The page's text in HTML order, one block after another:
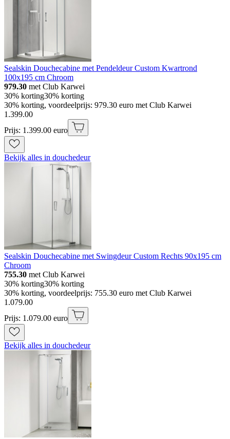
Sealskin Douchecabine met Pendeldeur Custom Kwartrond
100x195 cm Chroom
979.30 met Club Karwei
30% korting30% korting
30% korting, voordeelprijs: 979.30 euro met Club Karwei
1 .399.00
Prijs: 1.399.00 euro
Bekijk alles in douchedeur
Sealskin Douchecabine met Swingdeur Custom Rechts 90x195 cm
Chroom
755.30 met Club Karwei
30% korting30% korting
30% korting, voordeelprijs: 755.30 euro met Club Karwei
1 .079.00
Prijs: 1.079.00 euro
Bekijk alles in douchedeur